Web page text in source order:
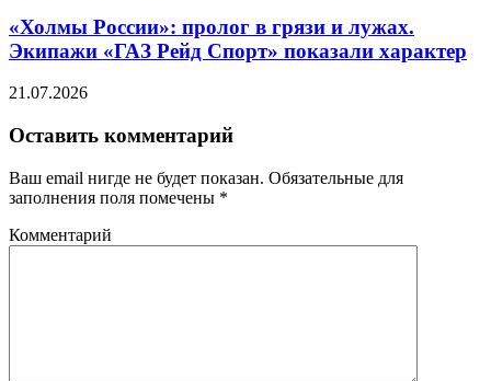
«Холмы России»: пролог в грязи и лужах.
Экипажи «ГАЗ Рейд Спорт» показали характер
21.07.2026
Оставить комментарий
Ваш email нигде не будет показан. Обязательные для
заполнения поля помечены *
Комментарий